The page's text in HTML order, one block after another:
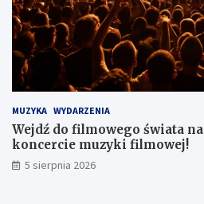
MUZYKA WYDARZENIA
Wejdź do filmowego świata
koncercie muzyki filmowej!
5 sierpnia 2026